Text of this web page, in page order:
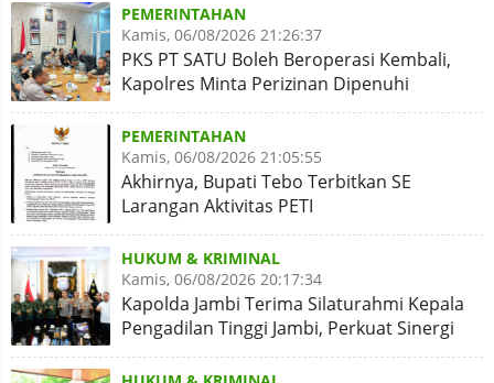
PEMERINTAHAN
Kamis, 06/08/2026 21:26:37
PKS PT SATU Boleh Beroperasi Kembali,
Kapolres Minta Perizinan Dipenuhi
PEMERINTAHAN
Kamis, 06/08/2026 21:05:55
Akhirnya, Bupati Tebo Terbitkan SE
Larangan Aktivitas PETI
HUKUM & KRIMINAL
Kamis, 06/08/2026 20:17:34
Kapolda Jambi Terima Silaturahmi Kepala
Pengadilan Tinggi Jambi, Perkuat Sinergi
Antar Lembaga